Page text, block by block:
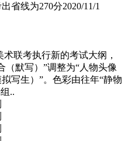
省线为270分2020/11/1
联考执行新的考试大纲，
（默写）”调整为“人物头像
写生）”。色彩由往年“静物
..